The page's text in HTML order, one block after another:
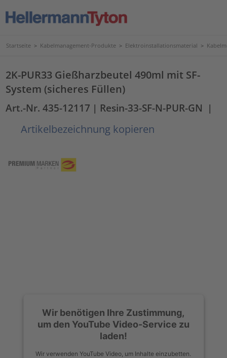
Startseite > Kabelmanagement-Produkte > Elektroinstallationsmaterial >
2K-PUR33 Gießharzbeutel 490ml mit SF-
System (sicheres Füllen)
Art.-Nr. 435-12117 | Resin-33-SF-N-PUR-GN |
Artikelbezeichnung kopieren
Wir benötigen Ihre Zustimmung,
um den YouTube Video-Service zu
laden!
Wir verwenden YouTube Video, um Inhalte einzubetten.